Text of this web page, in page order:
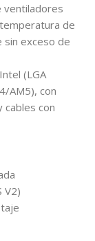
ventiladores
de
sin exceso de
(LGA
AM5), con
cables con
V2)